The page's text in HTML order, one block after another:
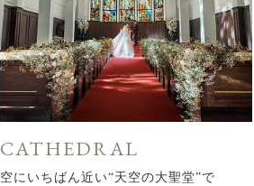
CATHEDRAL
空にいちばん近い“天空の大聖堂”で